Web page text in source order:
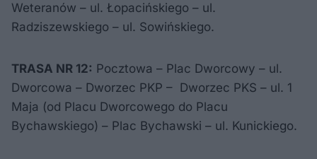
Weteranów – ul. Łopacińskiego – ul.
Radziszewskiego – ul. Sowińskiego.
TRASA NR 12: Pocztowa – Plac Dworcowy – ul.
Dworcowa – Dworzec PKP – Dworzec PKS – ul. 1
Maja (od Placu Dworcowego do Placu
Bychawskiego) – Plac Bychawski – ul. Kunickiego.